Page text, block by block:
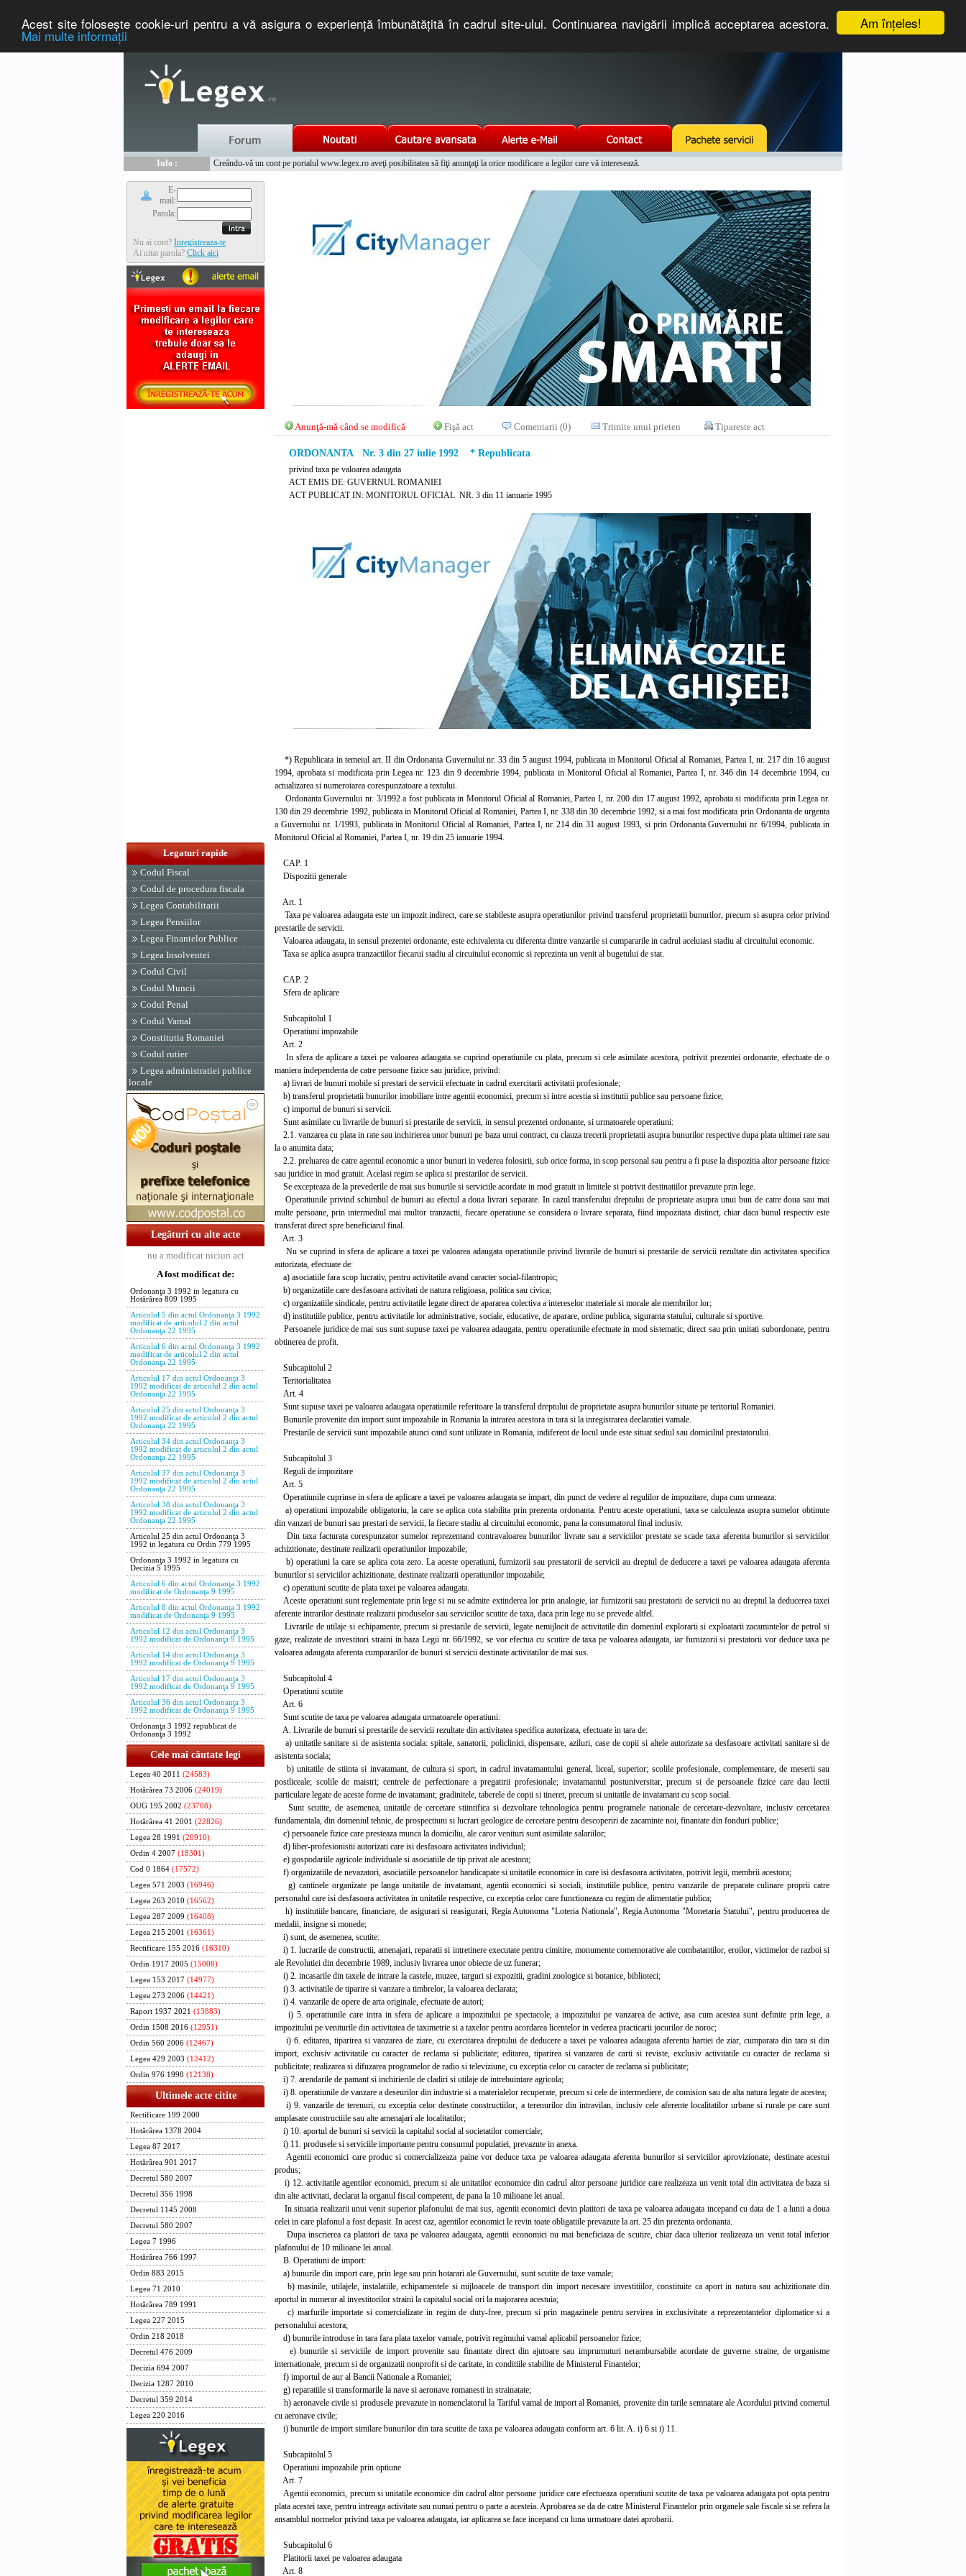
Am înţeles!
Acest site foloseşte cookie-uri pentru a vă asigura o experienţă îmbunătăţită în cadrul site-ului. Continuarea navigării implică acceptarea acestora.
Mai multe informaţii
Info :
Creându-vă un cont pe portalul www.legex.ro aveţi posibilitatea să fiţi anunţaţi la orice modificare a legilor care vă interesează.
E-
mail:
Parola:
Nu ai cont? Inregistreaza-te
Ai uitat parola? Click aici
Legaturi rapide
Codul Fiscal
Codul de procedura fiscala
Legea Contabilitatii
Legea Pensiilor
Legea Finantelor Publice
Legea Insolventei
Codul Civil
Codul Muncii
Codul Penal
Codul Vamal
Constitutia Romaniei
Codul rutier
Legea administratiei publice
locale
Legături cu alte acte
nu a modificat niciun act
A fost modificat de:
Ordonanţa 3 1992 in legatura cu
Hotărârea 809 1995
Articolul 5 din actul Ordonanţa 3 1992
modificat de articolul 2 din actul
Ordonanţa 22 1995
Articolul 6 din actul Ordonanţa 3 1992
modificat de articolul 2 din actul
Ordonanţa 22 1995
Articolul 17 din actul Ordonanţa 3
1992 modificat de articolul 2 din actul
Ordonanţa 22 1995
Articolul 25 din actul Ordonanţa 3
1992 modificat de articolul 2 din actul
Ordonanţa 22 1995
Articolul 34 din actul Ordonanţa 3
1992 modificat de articolul 2 din actul
Ordonanţa 22 1995
Articolul 37 din actul Ordonanţa 3
1992 modificat de articolul 2 din actul
Ordonanţa 22 1995
Articolul 38 din actul Ordonanţa 3
1992 modificat de articolul 2 din actul
Ordonanţa 22 1995
Articolul 25 din actul Ordonanţa 3
1992 in legatura cu Ordin 779 1995
Ordonanţa 3 1992 in legatura cu
Decizia 5 1995
Articolul 6 din actul Ordonanţa 3 1992
modificat de Ordonanţa 9 1995
Articolul 8 din actul Ordonanţa 3 1992
modificat de Ordonanţa 9 1995
Articolul 12 din actul Ordonanţa 3
1992 modificat de Ordonanţa 9 1995
Articolul 14 din actul Ordonanţa 3
1992 modificat de Ordonanţa 9 1995
Articolul 17 din actul Ordonanţa 3
1992 modificat de Ordonanţa 9 1995
Articolul 36 din actul Ordonanţa 3
1992 modificat de Ordonanţa 9 1995
Ordonanţa 3 1992 republicat de
Ordonanţa 3 1992
Cele mai căutate legi
Legea 40 2011 (24583)
Hotărârea 73 2006 (24019)
OUG 195 2002 (23708)
Hotărârea 41 2001 (22826)
Legea 28 1991 (20910)
Ordin 4 2007 (18301)
Cod 0 1864 (17572)
Legea 571 2003 (16946)
Legea 263 2010 (16562)
Legea 287 2009 (16408)
Legea 215 2001 (16361)
Rectificare 155 2016 (16310)
Ordin 1917 2005 (15008)
Legea 153 2017 (14977)
Legea 273 2006 (14421)
Raport 1937 2021 (13883)
Ordin 1508 2016 (12951)
Ordin 560 2006 (12467)
Legea 429 2003 (12412)
Ordin 976 1998 (12138)
Ultimele acte citite
Rectificare 199 2000
Hotărârea 1378 2004
Legea 87 2017
Hotărârea 901 2017
Decretul 580 2007
Decretul 356 1998
Decretul 1145 2008
Decretul 580 2007
Legea 7 1996
Hotărârea 766 1997
Ordin 883 2015
Legea 71 2010
Hotărârea 789 1991
Legea 227 2015
Ordin 218 2018
Decretul 476 2009
Decizia 694 2007
Decizia 1287 2010
Decretul 359 2014
Legea 220 2016
Anunţă-mă când se modifică Fişă act Comentarii (0) Trimite unui prieten Tipareste act
ORDONANTA Nr. 3 din 27 iulie 1992 * Republicata
privind taxa pe valoarea adaugata
ACT EMIS DE: GUVERNUL ROMANIEI
ACT PUBLICAT IN: MONITORUL OFICIAL NR. 3 din 11 ianuarie 1995
*) Republicata in temeiul art. II din Ordonanta Guvernului nr. 33 din 5 august 1994, publicata in Monitorul Oficial al Romaniei, Partea I, nr. 217 din 16 august
1994, aprobata si modificata prin Legea nr. 123 din 9 decembrie 1994, publicata in Monitorul Oficial al Romaniei, Partea I, nr. 346 din 14 decembrie 1994, cu
actualizarea si numerotarea corespunzatoare a textului.
Ordonanta Guvernului nr. 3/1992 a fost publicata in Monitorul Oficial al Romaniei, Partea I, nr. 200 din 17 august 1992, aprobata si modificata prin Legea nr.
130 din 29 decembrie 1992, publicata in Monitorul Oficial al Romaniei, Partea I, nr. 338 din 30 decembrie 1992, si a mai fost modificata prin Ordonanta de urgenta
a Guvernului nr. 1/1993, publicata in Monitorul Oficial al Romaniei, Partea I, nr. 214 din 31 august 1993, si prin Ordonanta Guvernului nr. 6/1994, publicata in
Monitorul Oficial al Romaniei, Partea I, nr. 19 din 25 ianuarie 1994.
CAP. 1
Dispozitii generale
Art. 1
Taxa pe valoarea adaugata este un impozit indirect, care se stabileste asupra operatiunilor privind transferul proprietatii bunurilor, precum si asupra celor privind
prestarile de servicii.
Valoarea adaugata, in sensul prezentei ordonante, este echivalenta cu diferenta dintre vanzarile si cumpararile in cadrul aceluiasi stadiu al circuitului economic.
Taxa se aplica asupra tranzactiilor fiecarui stadiu al circuitului economic si reprezinta un venit al bugetului de stat.
CAP. 2
Sfera de aplicare
Subcapitolul 1
Operatiuni impozabile
Art. 2
In sfera de aplicare a taxei pe valoarea adaugata se cuprind operatiunile cu plata, precum si cele asimilate acestora, potrivit prezentei ordonante, efectuate de o
maniera independenta de catre persoane fizice sau juridice, privind:
a) livrari de bunuri mobile si prestari de servicii efectuate in cadrul exercitarii activitatii profesionale;
b) transferul proprietatii bunurilor imobiliare intre agentii economici, precum si intre acestia si institutii publice sau persoane fizice;
c) importul de bunuri si servicii.
Sunt asimilate cu livrarile de bunuri si prestarile de servicii, in sensul prezentei ordonante, si urmatoarele operatiuni:
2.1. vanzarea cu plata in rate sau inchirierea unor bunuri pe baza unui contract, cu clauza trecerii proprietatii asupra bunurilor respective dupa plata ultimei rate sau
la o anumita data;
2.2. preluarea de catre agentul economic a unor bunuri in vederea folosirii, sub orice forma, in scop personal sau pentru a fi puse la dispozitia altor persoane fizice
sau juridice in mod gratuit. Acelasi regim se aplica si prestarilor de servicii.
Se excepteaza de la prevederile de mai sus bunurile si serviciile acordate in mod gratuit in limitele si potrivit destinatiilor prevazute prin lege.
Operatiunile privind schimbul de bunuri au efectul a doua livrari separate. In cazul transferului dreptului de proprietate asupra unui bun de catre doua sau mai
multe persoane, prin intermediul mai multor tranzactii, fiecare operatiune se considera o livrare separata, fiind impozitata distinct, chiar daca bunul respectiv este
transferat direct spre beneficiarul final.
Art. 3
Nu se cuprind in sfera de aplicare a taxei pe valoarea adaugata operatiunile privind livrarile de bunuri si prestarile de servicii rezultate din activitatea specifica
autorizata, efectuate de:
a) asociatiile fara scop lucrativ, pentru activitatile avand caracter social-filantropic;
b) organizatiile care desfasoara activitati de natura religioasa, politica sau civica;
c) organizatiile sindicale, pentru activitatile legate direct de apararea colectiva a intereselor materiale si morale ale membrilor lor;
d) institutiile publice, pentru activitatile lor administrative, sociale, educative, de aparare, ordine publica, siguranta statului, culturale si sportive.
Persoanele juridice de mai sus sunt supuse taxei pe valoarea adaugata, pentru operatiunile efectuate in mod sistematic, direct sau prin unitati subordonate, pentru
obtinerea de profit.
Subcapitolul 2
Teritorialitatea
Art. 4
Sunt supuse taxei pe valoarea adaugata operatiunile referitoare la transferul dreptului de proprietate asupra bunurilor situate pe teritoriul Romaniei.
Bunurile provenite din import sunt impozabile in Romania la intrarea acestora in tara si la inregistrarea declaratiei vamale.
Prestarile de servicii sunt impozabile atunci cand sunt utilizate in Romania, indiferent de locul unde este situat sediul sau domiciliul prestatorului.
Subcapitolul 3
Reguli de impozitare
Art. 5
Operatiunile cuprinse in sfera de aplicare a taxei pe valoarea adaugata se impart, din punct de vedere al regulilor de impozitare, dupa cum urmeaza:
a) operatiuni impozabile obligatoriu, la care se aplica cota stabilita prin prezenta ordonanta. Pentru aceste operatiuni, taxa se calculeaza asupra sumelor obtinute
din vanzari de bunuri sau prestari de servicii, la fiecare stadiu al circuitului economic, pana la consumatorul final inclusiv.
Din taxa facturata corespunzator sumelor reprezentand contravaloarea bunurilor livrate sau a serviciilor prestate se scade taxa aferenta bunurilor si serviciilor
achizitionate, destinate realizarii operatiunilor impozabile;
b) operatiuni la care se aplica cota zero. La aceste operatiuni, furnizorii sau prestatorii de servicii au dreptul de deducere a taxei pe valoarea adaugata aferenta
bunurilor si serviciilor achizitionate, destinate realizarii operatiunilor impozabile;
c) operatiuni scutite de plata taxei pe valoarea adaugata.
Aceste operatiuni sunt reglementate prin lege si nu se admite extinderea lor prin analogie, iar furnizorii sau prestatorii de servicii nu au dreptul la deducerea taxei
aferente intrarilor destinate realizarii produselor sau serviciilor scutite de taxa, daca prin lege nu se prevede altfel.
Livrarile de utilaje si echipamente, precum si prestarile de servicii, legate nemijlocit de activitatile din domeniul explorarii si exploatarii zacamintelor de petrol si
gaze, realizate de investitori straini in baza Legii nr. 66/1992, se vor efectua cu scutire de taxa pe valoarea adaugata, iar furnizorii si prestatorii vor deduce taxa pe
valoarea adaugata aferenta cumpararilor de bunuri si servicii destinate activitatilor de mai sus.
Subcapitolul 4
Operatiuni scutite
Art. 6
Sunt scutite de taxa pe valoarea adaugata urmatoarele operatiuni:
A. Livrarile de bunuri si prestarile de servicii rezultate din activitatea specifica autorizata, efectuate in tara de:
a) unitatile sanitare si de asistenta sociala: spitale, sanatorii, policlinici, dispensare, aziluri, case de copii si altele autorizate sa desfasoare activitati sanitare si de
asistenta sociala;
b) unitatile de stiinta si invatamant, de cultura si sport, in cadrul invatamantului general, liceal, superior; scolile profesionale, complementare, de meserii sau
postliceale; scolile de maistri; centrele de perfectionare a pregatirii profesionale; invatamantul postuniversitar, precum si de persoanele fizice care dau lectii
particulare legate de aceste forme de invatamant; gradinitele, taberele de copii si tineret, precum si unitatile de invatamant cu scop social.
Sunt scutite, de asemenea, unitatile de cercetare stiintifica si dezvoltare tehnologica pentru programele nationale de cercetare-dezvoltare, inclusiv cercetarea
fundamentala, din domeniul tehnic, de prospectiuni si lucrari geologice de cercetare pentru descoperiri de zacaminte noi, finantate din fonduri publice;
c) persoanele fizice care presteaza munca la domiciliu, ale caror venituri sunt asimilate salariilor;
d) liber-profesionistii autorizati care isi desfasoara activitatea individual;
e) gospodariile agricole individuale si asociatiile de tip privat ale acestora;
f) organizatiile de nevazatori, asociatiile persoanelor handicapate si unitatile economice in care isi desfasoara activitatea, potrivit legii, membrii acestora;
g) cantinele organizate pe langa unitatile de invatamant, agentii economici si sociali, institutiile publice, pentru vanzarile de preparate culinare proprii catre
personalul care isi desfasoara activitatea in unitatile respective, cu exceptia celor care functioneaza cu regim de alimentatie publica;
h) institutiile bancare, financiare, de asigurari si reasigurari, Regia Autonoma "Loteria Nationala", Regia Autonoma "Monetaria Statului", pentru producerea de
medalii, insigne si monede;
i) sunt, de asemenea, scutite:
i) 1. lucrarile de constructii, amenajari, reparatii si intretinere executate pentru cimitire, monumente comemorative ale combatantilor, eroilor, victimelor de razboi si
ale Revolutiei din decembrie 1989, inclusiv livrarea unor obiecte de uz funerar;
i) 2. incasarile din taxele de intrare la castele, muzee, targuri si expozitii, gradini zoologice si botanice, biblioteci;
i) 3. activitatile de tiparire si vanzare a timbrelor, la valoarea declarata;
i) 4. vanzarile de opere de arta originale, efectuate de autori;
i) 5. operatiunile care intra in sfera de aplicare a impozitului pe spectacole, a impozitului pe vanzarea de active, asa cum acestea sunt definite prin lege, a
impozitului pe veniturile din activitatea de taximetrie si a taxelor pentru acordarea licentelor in vederea practicarii jocurilor de noroc;
i) 6. editarea, tiparirea si vanzarea de ziare, cu exercitarea dreptului de deducere a taxei pe valoarea adaugata aferenta hartiei de ziar, cumparata din tara si din
import, exclusiv activitatile cu caracter de reclama si publicitate; editarea, tiparirea si vanzarea de carti si reviste, exclusiv activitatile cu caracter de reclama si
publicitate; realizarea si difuzarea programelor de radio si televiziune, cu exceptia celor cu caracter de reclama si publicitate;
i) 7. arendarile de pamant si inchirierile de cladiri si utilaje de intrebuintare agricola;
i) 8. operatiunile de vanzare a deseurilor din industrie si a materialelor recuperate, precum si cele de intermediere, de comision sau de alta natura legate de acestea;
i) 9. vanzarile de terenuri, cu exceptia celor destinate constructiilor, a terenurilor din intravilan, inclusiv cele aferente localitatilor urbane si rurale pe care sunt
amplasate constructiile sau alte amenajari ale localitatilor;
i) 10. aportul de bunuri si servicii la capitalul social al societatilor comerciale;
i) 11. produsele si serviciile importante pentru consumul populatiei, prevazute in anexa.
Agentii economici care produc si comercializeaza paine vor deduce taxa pe valoarea adaugata aferenta bunurilor si serviciilor aprovizionate, destinate acestui
produs;
i) 12. activitatile agentilor economici, precum si ale unitatilor economice din cadrul altor persoane juridice care realizeaza un venit total din activitatea de baza si
din alte activitati, declarat la organul fiscal competent, de pana la 10 milioane lei anual.
In situatia realizarii unui venit superior plafonului de mai sus, agentii economici devin platitori de taxa pe valoarea adaugata incepand cu data de 1 a lunii a doua
celei in care plafonul a fost depasit. In acest caz, agentilor economici le revin toate obligatiile prevazute la art. 25 din prezenta ordonanta.
Dupa inscrierea ca platitori de taxa pe valoarea adaugata, agentii economici nu mai beneficiaza de scutire, chiar daca ulterior realizeaza un venit total inferior
plafonului de 10 milioane lei anual.
B. Operatiuni de import:
a) bunurile din import care, prin lege sau prin hotarari ale Guvernului, sunt scutite de taxe vamale;
b) masinile, utilajele, instalatiile, echipamentele si mijloacele de transport din import necesare investitiilor, constituite ca aport in natura sau achizitionate din
aportul in numerar al investitorilor straini la capitalul social ori la majorarea acestuia;
c) marfurile importate si comercializate in regim de duty-free, precum si prin magazinele pentru servirea in exclusivitate a reprezentantelor diplomatice si a
personalului acestora;
d) bunurile introduse in tara fara plata taxelor vamale, potrivit regimului vamal aplicabil persoanelor fizice;
e) bunurile si serviciile de import provenite sau finantate direct din ajutoare sau imprumuturi nerambursabile acordate de guverne straine, de organisme
internationale, precum si de organizatii nonprofit si de caritate, in conditiile stabilite de Ministerul Finantelor;
f) importul de aur al Bancii Nationale a Romaniei;
g) reparatiile si transformarile la nave si aeronave romanesti in strainatate;
h) aeronavele civile si produsele prevazute in nomenclatorul la Tariful vamal de import al Romaniei, provenite din tarile semnatare ale Acordului privind comertul
cu aeronave civile;
i) bunurile de import similare bunurilor din tara scutite de taxa pe valoarea adaugata conform art. 6 lit. A. i) 6 si i) 11.
Subcapitolul 5
Operatiuni impozabile prin optiune
Art. 7
Agentii economici, precum si unitatile economice din cadrul altor persoane juridice care efectueaza operatiuni scutite de taxa pe valoarea adaugata pot opta pentru
plata acestei taxe, pentru intreaga activitate sau numai pentru o parte a acesteia. Aprobarea se da de catre Ministerul Finantelor prin organele sale fiscale si se refera la
ansamblul normelor privind taxa pe valoarea adaugata, iar aplicarea se face incepand cu luna urmatoare datei aprobarii.
Subcapitolul 6
Platitorii taxei pe valoarea adaugata
Art. 8